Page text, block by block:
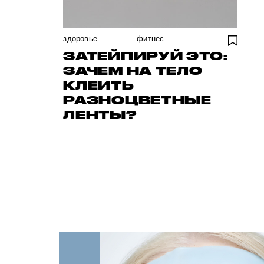
здоровье фитнес
ЗАТЕЙПИРУЙ ЭТО:
ЗАЧЕМ НА ТЕЛО
КЛЕИТЬ
РАЗНОЦВЕТНЫЕ
ЛЕНТЫ?